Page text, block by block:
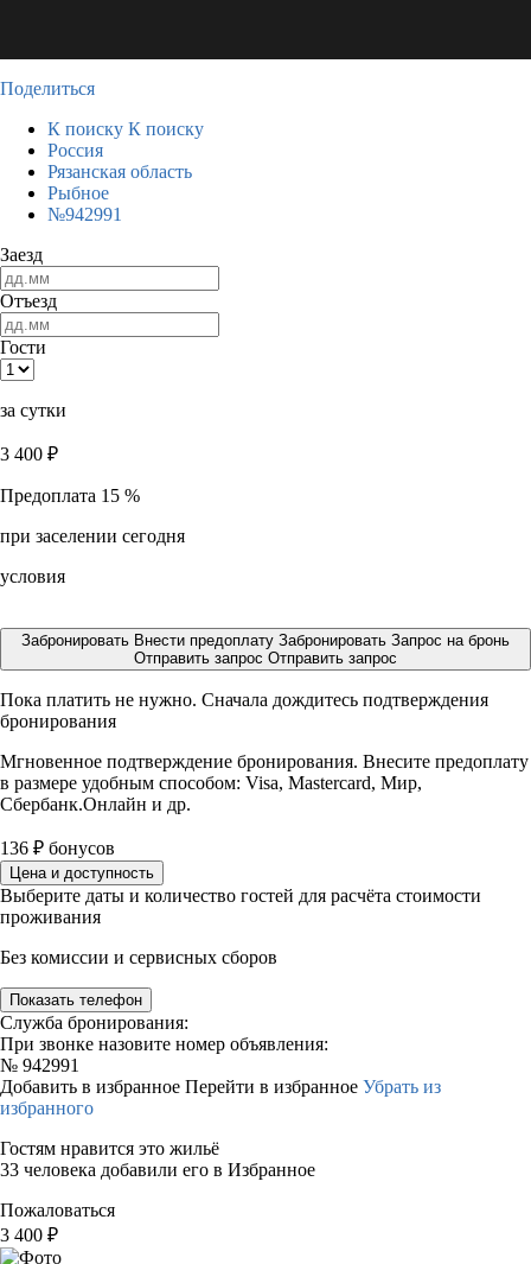
Поделиться
К поиску К поиску
Россия
Рязанская область
Рыбное
№942991
Заезд
Отъезд
Гости
за сутки
3 400 ₽
Предоплата 15 %
при заселении сегодня
условия
Забронировать Внести предоплату Забронировать Запрос на бронь
Отправить запрос Отправить запрос
Пока платить не нужно. Сначала дождитесь подтверждения
бронирования
Мгновенное подтверждение бронирования. Внесите предоплату
в размере удобным способом: Visa, Mastercard, Мир,
Сбербанк.Онлайн и др.
136 ₽ бонусов
Цена и доступность
Выберите даты и количество гостей для расчёта стоимости
проживания
Без комиссии и сервисных сборов
Показать телефон
Служба бронирования:
При звонке назовите номер объявления:
№ 942991
Добавить в избранное Перейти в избранное Убрать из
избранного
Гостям нравится это жильё
33 человека добавили его в Избранное
Пожаловаться
3 400 ₽